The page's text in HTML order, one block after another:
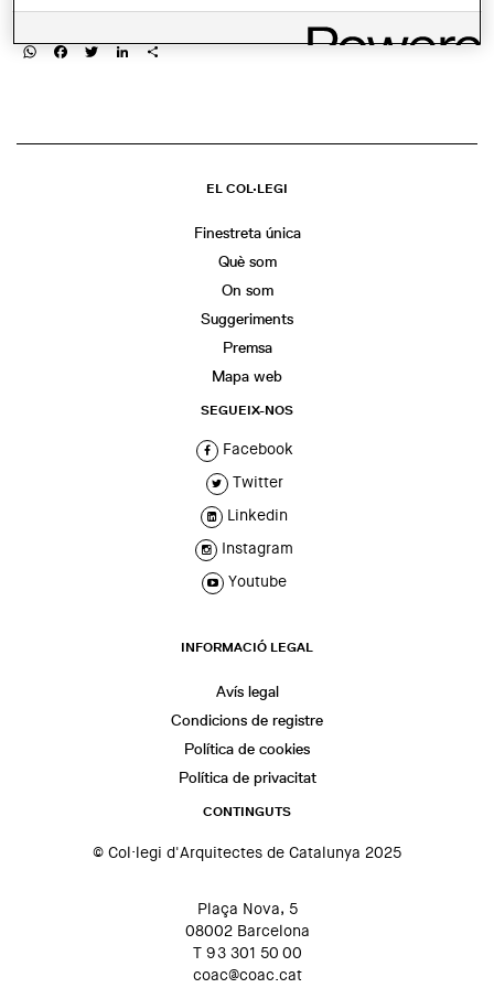
WhatsApp
Facebook
TwitterLinkedIn
Share
EL COL·LEGI
Finestreta única
Què som
On som
Suggeriments
Premsa
Mapa web
SEGUEIX-NOS
Facebook
Twitter
Linkedin
Instagram
Youtube
INFORMACIÓ LEGAL
Avís legal
Condicions de registre
Política de cookies
Política de privacitat
CONTINGUTS
© Col·legi d'Arquitectes de Catalunya 2025
Plaça Nova, 5
08002 Barcelona
T 93 301 50 00
coac@coac.cat